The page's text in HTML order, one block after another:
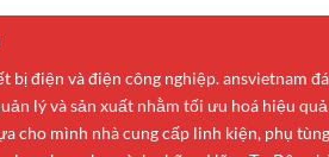
bị điện và điện công nghiệp. ansvietnam
lý và sản xuất nhằm tối ưu hoá hiệu
cho mình nhà cung cấp linh kiện, phụ